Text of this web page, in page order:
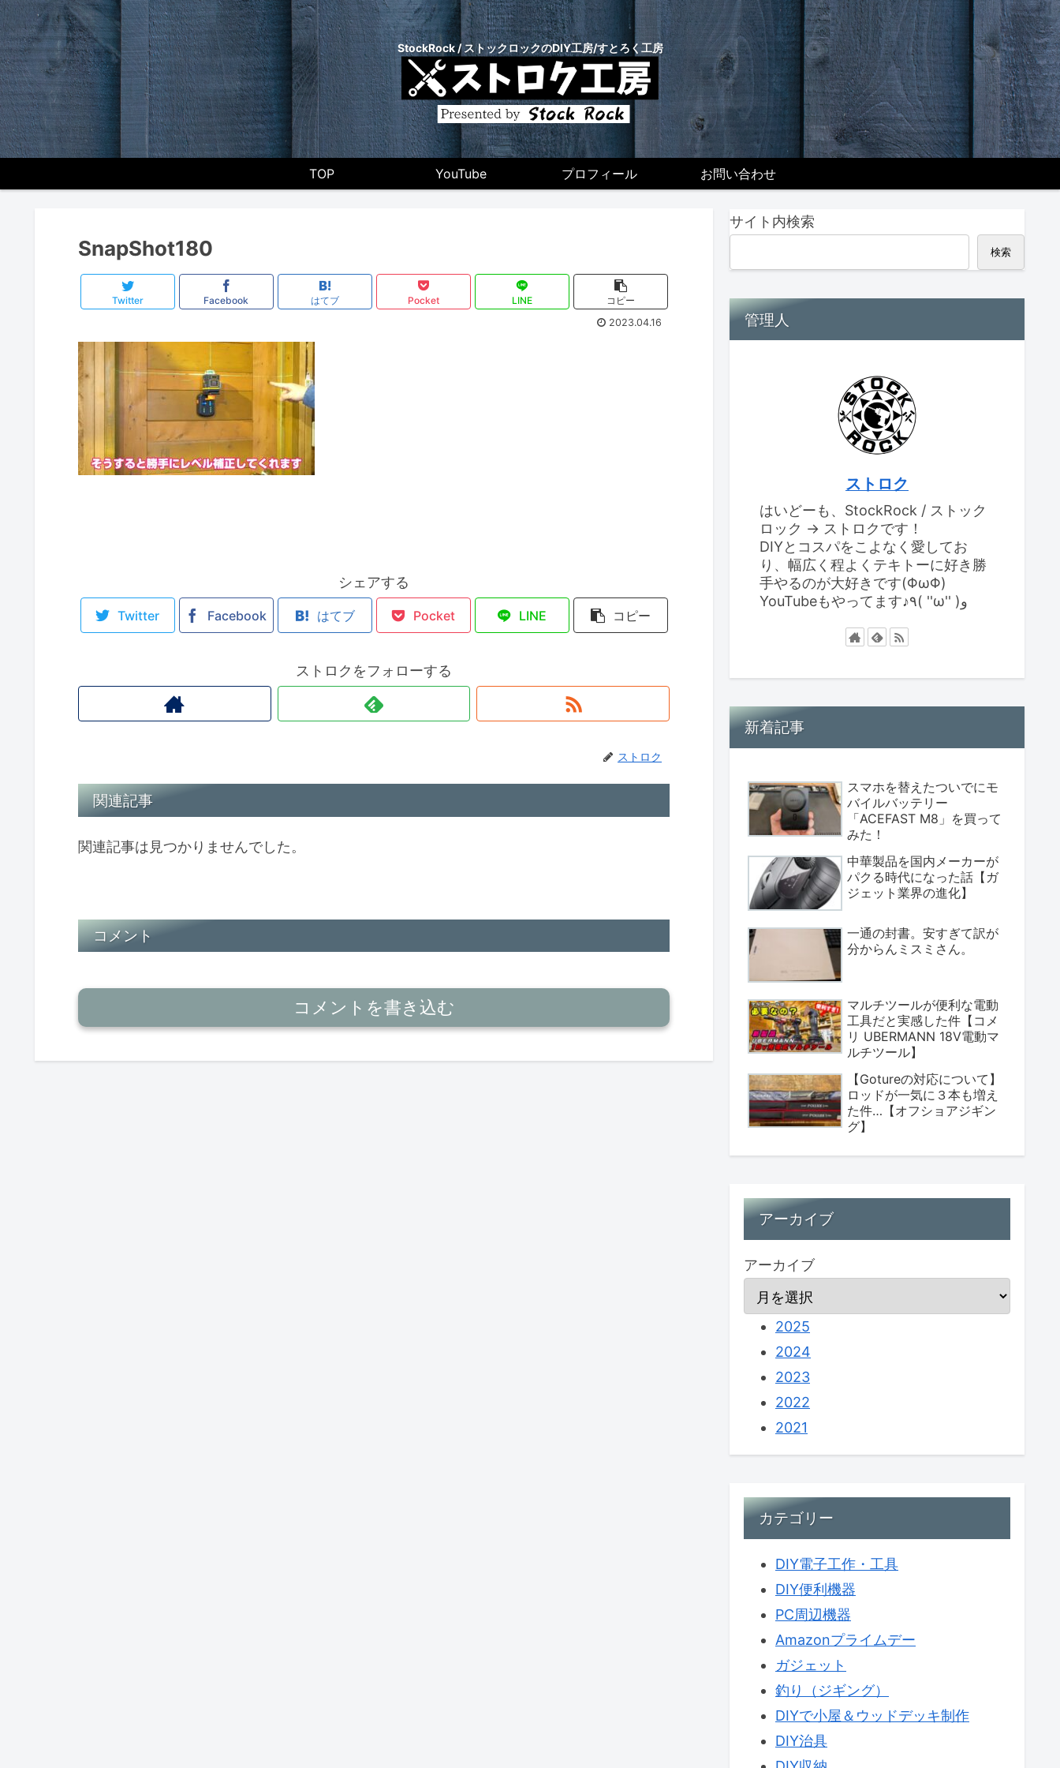
StockRock / ストックロックのDIY工房/すとろく工房
TOP YouTube プロフィール お問い合わせ
SnapShot180
Twitter Facebook はてブ Pocket LINE
コピー
2023.04.16
シェアする
Twitter Facebook はてブ Pocket LINE コピー
ストロクをフォローする
ストロク
関連記事
関連記事は見つかりませんでした。
コメント
コメントを書き込む
サイト内検索
検索
管理人
ストロク
はいどーも、StockRock / ストック
ロック → ストロクです！
DIYとコスパをこよなく愛してお
り、幅広く程よくテキトーに好き勝
手やるのが大好きです(ΦωΦ)
YouTubeもやってます♪٩( ''ω'' )و
新着記事
スマホを替えたついでにモ
バイルバッテリー
「ACEFAST M8」を買って
みた！
中華製品を国内メーカーが
パクる時代になった話【ガ
ジェット業界の進化】
一通の封書。安すぎて訳が
分からんミスミさん。
マルチツールが便利な電動
工具だと実感した件【コメ
リ UBERMANN 18V電動マ
ルチツール】
【Gotureの対応について】
ロッドが一気に３本も増え
た件…【オフショアジギン
グ】
アーカイブ
アーカイブ
2025
2024
2023
2022
2021
カテゴリー
DIY電子工作・工具
DIY便利機器
PC周辺機器
Amazonプライムデー
ガジェット
釣り（ジギング）
DIYで小屋＆ウッドデッキ制作
DIY治具